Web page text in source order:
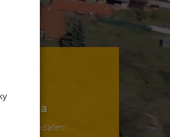
škola
hospodaření...